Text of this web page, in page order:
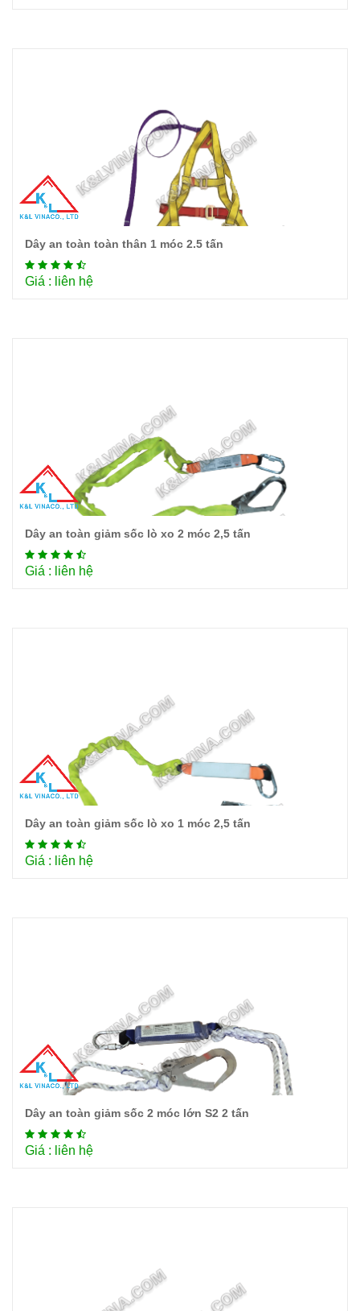
Chi tiết
Dây an toàn toàn thân 1 móc 2.5 tấn
Giá : liên hệ
Chi tiết
Dây an toàn giảm sốc lò xo 2 móc 2,5 tấn
Giá : liên hệ
Chi tiết
Dây an toàn giảm sốc lò xo 1 móc 2,5 tấn
Giá : liên hệ
Chi tiết
Dây an toàn giảm sốc 2 móc lớn S2 2 tấn
Giá : liên hệ